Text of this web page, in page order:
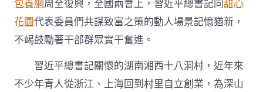
包養網周全復興，全國兩會上，習近平總書記同甜心
花園代表委員們共謀致富之策的動人場景記憶猶新，
不竭鼓勵著干部群眾實干奮進。
習近平總書記關懷的湖南湘西十八洞村，近年來
不少年青人從浙江、上海回到村里自立創業，為深山